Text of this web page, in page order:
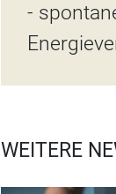
-
WEITERE